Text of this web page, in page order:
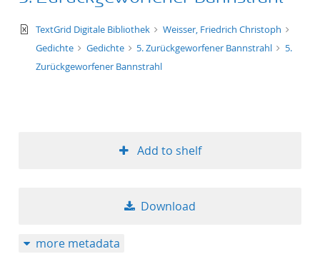
text/xml
TextGrid Digitale Bibliothek
Weisser, Friedrich Christoph
Gedichte
Gedichte 5. Zurückgeworfener Bannstrahl
5.
Zurückgeworfener Bannstrahl
Add to shelf
Download
more metadata